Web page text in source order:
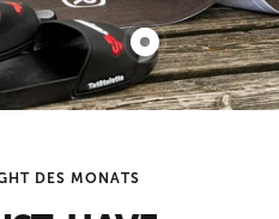
Produkt
Tatütaletten
anzeigen
DES MONATS